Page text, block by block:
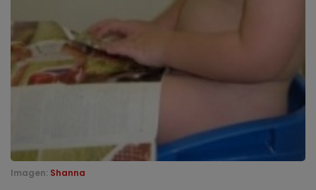
Imagen: Shanna